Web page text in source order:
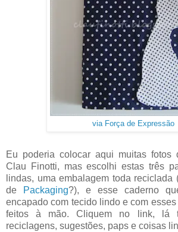
via Força de Expressão
Eu poderia colocar aqui muitas fotos
Clau Finotti, mas escolhi estas três
lindas, uma embalagem toda reciclada
de
Packaging?), e esse caderno
encapado com tecido lindo e com
feitos à mão. Cliquem no link, lá
reciclagens, sugestões, paps e coisas